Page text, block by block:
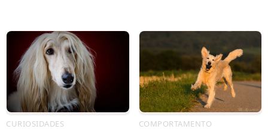
CURIOSIDADES COMPORTAMENTO